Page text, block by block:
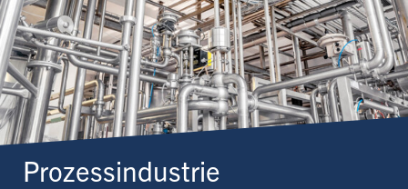
Prozessindustrie